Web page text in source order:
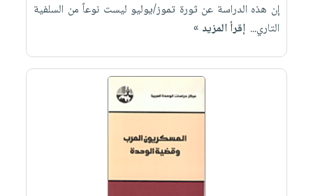
إن هذه الدراسة عن ثورة تموز/يوليو ليست نوعاً من السلفية
التاري... إقرأ المزيد »